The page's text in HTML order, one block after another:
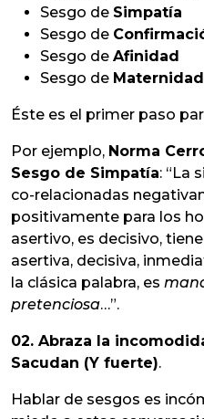
Sesgo de Simpatía
Sesgo de
Sesgo de Afinidad
Sesgo de Maternidad
Éste es el primer paso
Por ejemplo, Norma
Sesgo de Simpatía: “La
co-relacionadas
positivamente para los
asertivo, es decisivo,
asertiva, decisiva,
la clásica palabra, es
pretenciosa…”.
02. Abraza la
Sacudan (Y fuerte).
Hablar de sesgos es